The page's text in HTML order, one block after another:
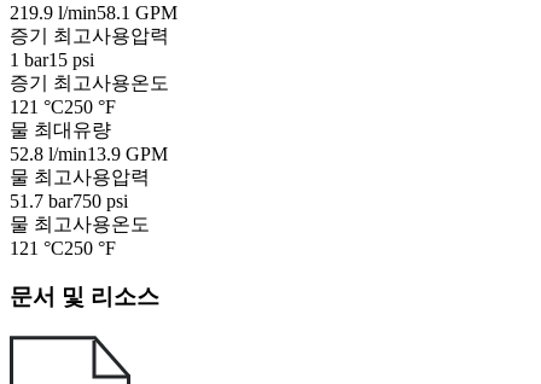
219.9 l/min58.1 GPM
증기 최고사용압력
1 bar15 psi
증기 최고사용온도
121 °C250 °F
물 최대유량
52.8 l/min13.9 GPM
물 최고사용압력
51.7 bar750 psi
물 최고사용온도
121 °C250 °F
문서 및 리소스